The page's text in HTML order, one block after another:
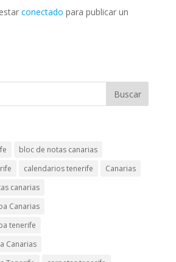
conectado para publicar un
bloc de notas canarias
calendarios tenerife
Canarias
canarias
Canarias
tenerife
Canarias